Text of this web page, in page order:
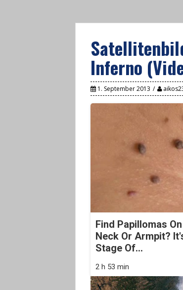
Inferno
1. September 2013
Find Papillomas
Neck Or Armpit?
Stage Of...
2 h 53 min